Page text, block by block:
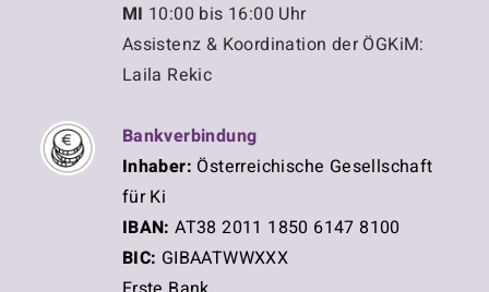
MI 10:00 bis 16:00 Uhr
Assistenz & Koordination der ÖGKiM:
Laila Rekic
Bankverbindung
Inhaber: Österreichische Gesellschaft
für Ki
IBAN: AT38 2011 1850 6147 8100
BIC: GIBAATWWXXX